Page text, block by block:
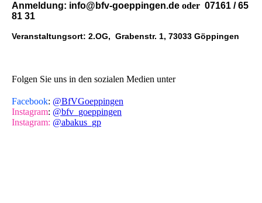
Anmeldung: info@bfv-goeppingen.de oder 07161 / 65
81 31
Veranstaltungsort: 2.OG, Grabenstr. 1, 73033 Göppingen
Folgen Sie uns in den sozialen Medien unter
Facebook: @BfVGoeppingen
Instagram: @bfv_goeppingen
Instagram: @abakus_gp